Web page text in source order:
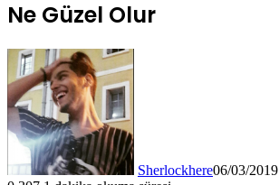
Ne Güzel Olur
Sherlockhere06/03/2019